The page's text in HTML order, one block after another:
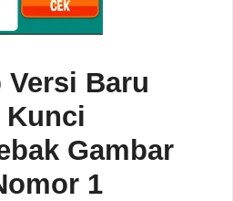
Versi Baru
Kunci
Gambar
1